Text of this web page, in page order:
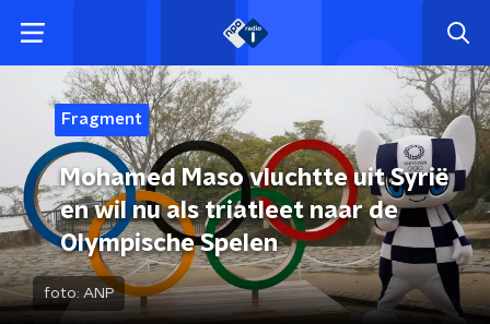
Fragment
Mohamed Maso vluchtte uit Syrië
en wil nu als triatleet naar de
Olympische Spelen
foto: ANP